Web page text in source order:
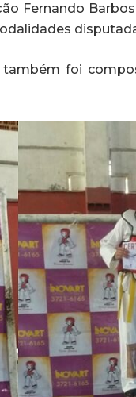
Fernando
foi